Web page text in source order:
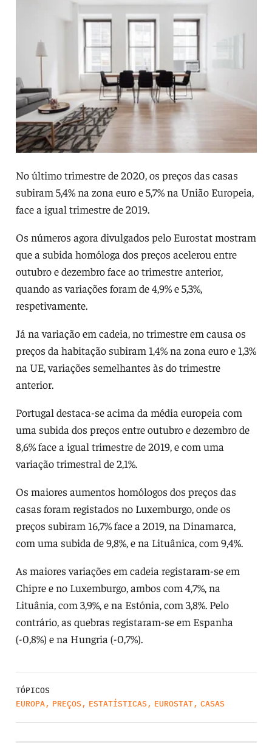
No último trimestre de 2020, os preços das casas
subiram 5,4% na zona euro e 5,7% na União Europeia,
face a igual trimestre de 2019.
Os números agora divulgados pelo Eurostat mostram
que a subida homóloga dos preços acelerou entre
outubro e dezembro face ao trimestre anterior,
quando as variações foram de 4,9% e 5,3%,
respetivamente.
Já na variação em cadeia, no trimestre em causa os
preços da habitação subiram 1,4% na zona euro e 1,3%
na UE, variações semelhantes às do trimestre
anterior.
Portugal destaca-se acima da média europeia com
uma subida dos preços entre outubro e dezembro de
8,6% face a igual trimestre de 2019, e com uma
variação trimestral de 2,1%.
Os maiores aumentos homólogos dos preços das
casas foram registados no Luxemburgo, onde os
preços subiram 16,7% face a 2019, na Dinamarca,
com uma subida de 9,8%, e na Lituânica, com 9,4%.
As maiores variações em cadeia registaram-se em
Chipre e no Luxemburgo, ambos com 4,7%, na
Lituânia, com 3,9%, e na Estónia, com 3,8%. Pelo
contrário, as quebras registaram-se em Espanha
(-0,8%) e na Hungria (-0,7%).
TÓPICOS
EUROPA, PREÇOS , ESTATÍSTICAS , EUROSTAT, CASAS